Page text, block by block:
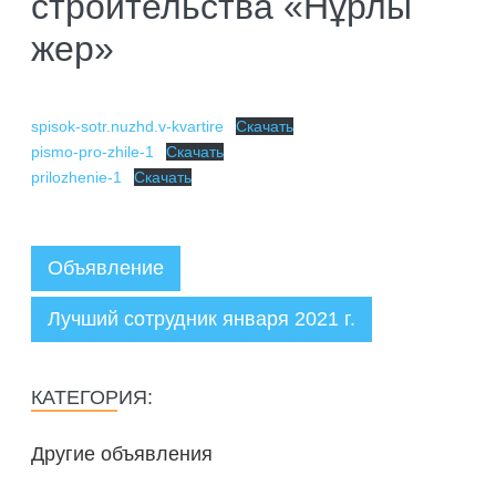
ОРГАНИЗАЦИЯ ПОЛЕВЫХ ПРАКТИК,
СТАЖИРОВОК
СОВМЕСТНО С НАУЧНЫМ
ОБЩЕСТВОМ ТЕТИС
SAIGA NEWS
жер»
spisok-sotr.nuzhd.v-kvartire
Скачать
pismo-pro-zhile-1
Скачать
prilozhenie-1
Скачать
Администратор
06.11.2020
Объявление
Лучший сотрудник января 2021 г.
КАТЕГОРИЯ:
Другие объявления